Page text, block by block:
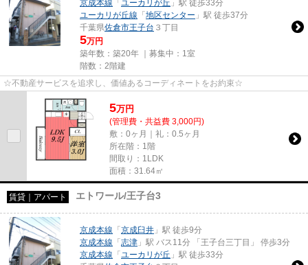
京成本線 「 ユーカリが丘 」駅 徒歩33分
ユーカリが丘線 「 地区センター 」駅 徒歩37分
千葉県佐倉市王子台 ３丁目
5万円
築年数：築20年 ｜募集中： 1室
階数：2階建
☆不動産サービスを追求し、価値あるコーディネートをお約束☆
5万円
(管理費・共益費 3,000円)
敷：0ヶ月｜礼：0.5ヶ月
所在階：1階
間取り：1LDK
面積：31.64㎡
賃貸｜アパート エトワール/王子台3
京成本線 「 京成臼井 」駅 徒歩9分
京成本線 「 志津 」駅 バス11分 「王子台三丁目」 停歩3分
京成本線 「 ユーカリが丘 」駅 徒歩33分